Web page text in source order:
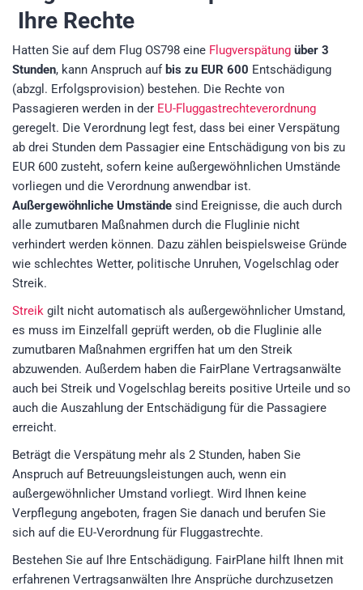
Ihre Rechte
Hatten Sie auf dem Flug OS798 eine Flugverspätung über 3
Stunden, kann Anspruch auf bis zu EUR 600 Entschädigung
(abzgl. Erfolgsprovision) bestehen. Die Rechte von
Passagieren werden in der EU-Fluggastrechteverordnung
geregelt. Die Verordnung legt fest, dass bei einer Verspätung
ab drei Stunden dem Passagier eine Entschädigung von bis zu
EUR 600 zusteht, sofern keine außergewöhnlichen Umstände
vorliegen und die Verordnung anwendbar ist.
Außergewöhnliche Umstände sind Ereignisse, die auch durch
alle zumutbaren Maßnahmen durch die Fluglinie nicht
verhindert werden können. Dazu zählen beispielsweise Gründe
wie schlechtes Wetter, politische Unruhen, Vogelschlag oder
Streik.
Streik gilt nicht automatisch als außergewöhnlicher Umstand,
es muss im Einzelfall geprüft werden, ob die Fluglinie alle
zumutbaren Maßnahmen ergriffen hat um den Streik
abzuwenden. Außerdem haben die FairPlane Vertragsanwälte
auch bei Streik und Vogelschlag bereits positive Urteile und so
auch die Auszahlung der Entschädigung für die Passagiere
erreicht.
Beträgt die Verspätung mehr als 2 Stunden, haben Sie
Anspruch auf Betreuungsleistungen auch, wenn ein
außergewöhnlicher Umstand vorliegt. Wird Ihnen keine
Verpflegung angeboten, fragen Sie danach und berufen Sie
sich auf die EU-Verordnung für Fluggastrechte.
Bestehen Sie auf Ihre Entschädigung. FairPlane hilft Ihnen mit
erfahrenen Vertragsanwälten Ihre Ansprüche durchzusetzen